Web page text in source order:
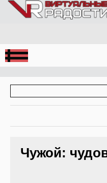
Jump to Navigation
Чужой: